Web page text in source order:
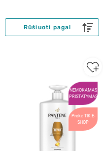
Rūšiuoti pagal
NEMOKAMAS
PRISTATYMAS
Prekė TIK E-
SHOP